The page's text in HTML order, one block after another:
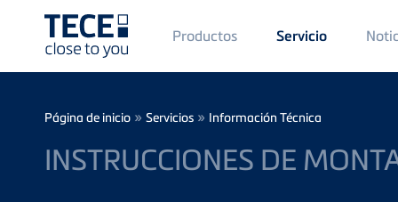
Main
Menü
1
Productos Servicio
Breadcrumb
Página de inicio » Servicios » Información Técnica
INSTRUCCIONES DE